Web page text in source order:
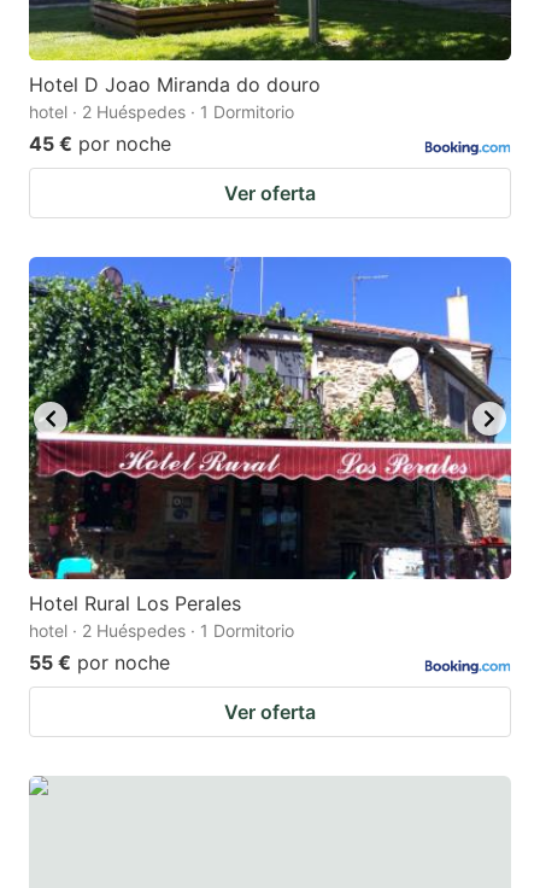
Hotel D Joao Miranda do douro
hotel · 2 Huéspedes · 1 Dormitorio
45 € por noche
Ver oferta
Hotel Rural Los Perales
hotel · 2 Huéspedes · 1 Dormitorio
55 € por noche
Ver oferta